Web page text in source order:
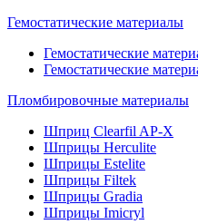
Гемостатические материалы
Гемостатические
Гемостатические
Пломбировочные материалы
Шприц Clearfil AP-X
Шприцы Herculite
Шприцы Estelite
Шприцы Filtek
Шприцы Gradia
Шприцы Imicryl